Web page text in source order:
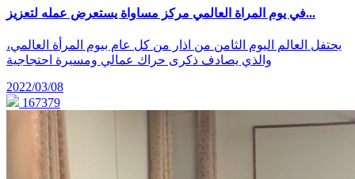
في يوم المراة العالمي مركز مساواة يستعرض عمله لتعزيز...
يحتفل العالم اليوم الثامن من اذار من كل عام بيوم المرأة العالمي،
والذي يصادف ذكرى حراك عمالي ومسيرة احتجاجية
2022/03/08
167379